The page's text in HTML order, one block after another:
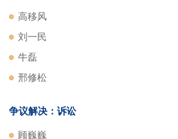
高移风
刘一民
牛磊
邢修松
争议解决：诉讼
顾巍巍